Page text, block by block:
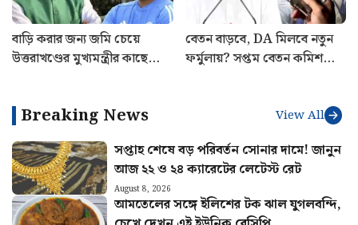
বাড়ি করার জন্য জমি চেয়ে
উত্তরাখণ্ডের মুখ্যমন্ত্রীর কাছে
বেতন বাড়বে, DA মিলবে নতুন
ফর্মুলায়? সপ্তম বেতন কমিশনে
Breaking News View All
সপ্তাহ শেষে বড় পরিবর্তন সোনার দামে! জানুন
আজ ২২ ও ২৪ ক্যারেটের লেটেস্ট রেট
August 8, 2026
আমতেলের সঙ্গে ইলিশের টক ঝাল যুগলবন্দি,